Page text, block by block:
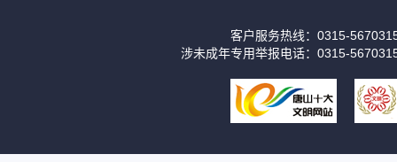
客户服务热线：0315-
涉未成年专用举报电话：0315-